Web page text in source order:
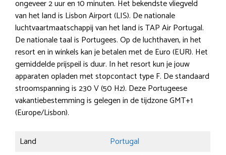
ongeveer 2 uur en 10 minuten. Het bekendste vliegveld
van het land is Lisbon Airport (LIS). De nationale
luchtvaartmaatschappij van het land is TAP Air Portugal.
De nationale taal is Portugees. Op de luchthaven, in het
resort en in winkels kan je betalen met de Euro (EUR). Het
gemiddelde prijspeil is duur. In het resort kun je jouw
apparaten opladen met stopcontact type F. De standaard
stroomspanning is 230 V (50 Hz). Deze Portugeese
vakantiebestemming is gelegen in de tijdzone GMT+1
(Europe/Lisbon).
Land
Portugal